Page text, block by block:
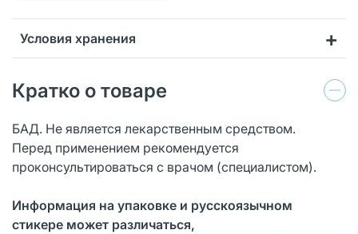
Условия хранения
Кратко о товаре
БАД. Не является лекарственным средством.
Перед применением рекомендуется
проконсультироваться с врачом (специалистом).
Информация на упаковке и русскоязычном
стикере может различаться,